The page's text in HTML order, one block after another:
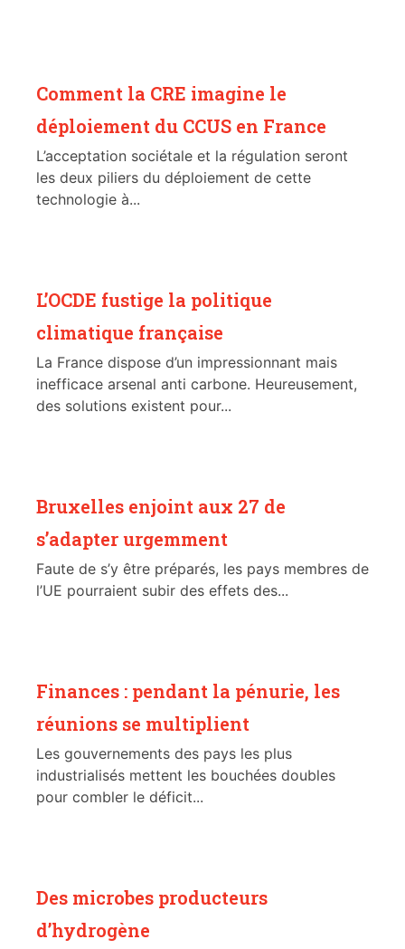
Comment la CRE imagine le
déploiement du CCUS en France
L’acceptation sociétale et la régulation seront
les deux piliers du déploiement de cette
technologie à...
L’OCDE fustige la politique
climatique française
La France dispose d’un impressionnant mais
inefficace arsenal anti carbone. Heureusement,
des solutions existent pour...
Bruxelles enjoint aux 27 de
s’adapter urgemment
Faute de s’y être préparés, les pays membres de
l’UE pourraient subir des effets des...
Finances : pendant la pénurie, les
réunions se multiplient
Les gouvernements des pays les plus
industrialisés mettent les bouchées doubles
pour combler le déficit...
Des microbes producteurs
d’hydrogène